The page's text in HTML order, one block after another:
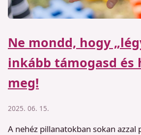
Ne mondd, hogy
inkább támogasd és
meg!
2025. 06. 15.
A nehéz pillanatokban sokan azzal